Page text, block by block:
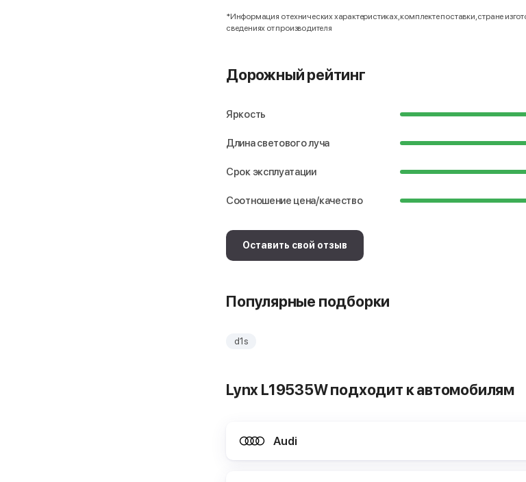
*Информация о технических характеристиках, комплекте поставки, стране
сведениях от производителя
Дорожный рейтинг
Яркость
Длина светового луча
Срок эксплуатации
Соотношение цена/качество
Оставить свой отзыв
Популярные подборки
d1s
Lynx L19535W подходит к автомобилям
Audi